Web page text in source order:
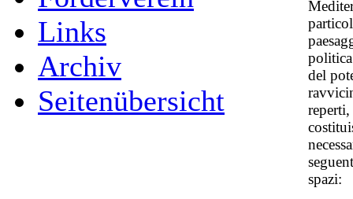
Links
Archiv
Seitenübersicht
politica
del
spazi: